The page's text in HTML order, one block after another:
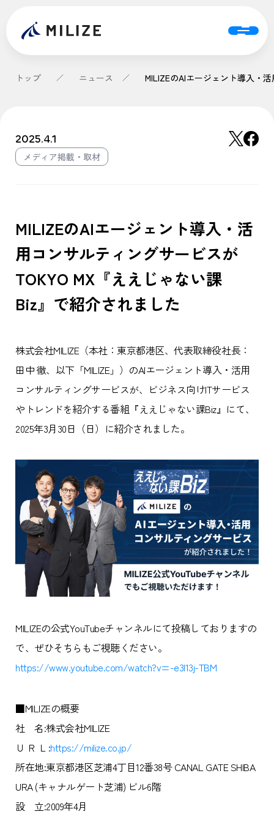
トップ ニュース
2025.4.1
メディア掲載・取材
MILIZEのAIエージェント導入・活
用コンサルティングサービスが
TOKYO MX『ええじゃない課
Biz』で紹介されました
株式会社MILIZE（本社：東京都港区、代表取締役社長：
田中 徹、以下「MILIZE」）のAIエージェント導入・活用
コンサルティングサービスが、ビジネス向けITサービス
やトレンドを紹介する番組『ええじゃない課Biz』にて、
2025年3月30日（日）に紹介されました。
MILIZEの公式YouTubeチャンネルにて投稿しておりますの
で、ぜひそちらもご視聴ください。
https://www.youtube.com/watch?v=-e3I13j-TBM
■MILIZEの概要
社 名:株式会社MILIZE
Ｕ Ｒ Ｌ:https://milize.co.jp/
所在地:東京都港区芝浦4丁目12番38号 CANAL GATE SHIBA
URA (キャナルゲート芝浦) ビル6階
設 立:2009年4月